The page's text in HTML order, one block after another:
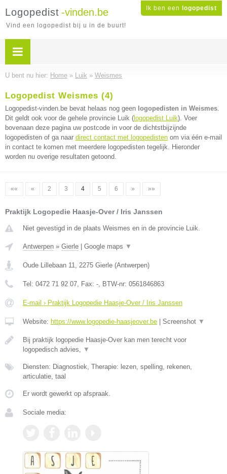
Ik ben een logopedist
Logopedist -vinden.be
Vind een logopedist bij u in de buurt!
U bent nu hier: Home » Luik » Weismes
Logopedist Weismes (4)
Logopedist-vinden.be bevat helaas nog geen logopedisten in Weismes.
Dit geldt ook voor de gehele provincie Luik ( logopedist Luik). Voer
bovenaan deze pagina uw postcode in voor de dichtstbijzijnde
logopedisten of ga naar direct contact met logopedisten om via één e-mail
in contact te komen met meerdere logopedisten tegelijk. Hieronder
worden nu overige resultaten getoond.
«« « 2 3 4 5 6 » »»
Praktijk Logopedie Haasje-Over / Iris Janssen
Niet gevestigd in de plaats Weismes en in de provincie Luik.
Antwerpen » Gierle Google maps ▼
Oude Lillebaan 11, 2275 Gierle (Antwerpen)
Tel: 0472 71 92 07, Fax: -, BTW-nr: 0561846863
E-mail › Praktijk Logopedie Haasje-Over / Iris Janssen
Website: https://www.logopedie-haasjeover.be Screenshot ▼
Bij praktijk logopedie Haasje-Over kan men terecht voor
logopedisch advies, ▼
Diensten: Diagnostiek, Therapie: lezen, spelling, rekenen,
articulatie, taal
Er wordt gewerkt op afspraak.
Sociale media: